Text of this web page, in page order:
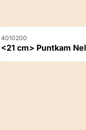
Artikelnummer
4010200
<21 cm> Puntkam
Prijs niet zichtbaar